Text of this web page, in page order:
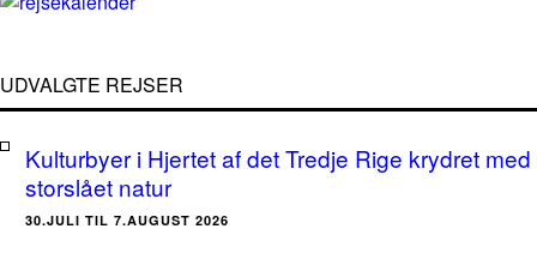
UDVALGTE REJSER
Kulturbyer i Hjertet af det Tredje Rige krydret med
storslået natur
30.JULI TIL 7.AUGUST 2026